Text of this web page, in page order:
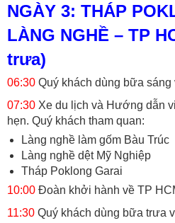
NGÀY 3: THÁP
LÀNG NGHỀ – TP
trưa)
06:30 Quý khách dùng bữa sáng
07:30 Xe du lịch và Hướng dẫn
hẹn. Quý khách tham quan:
Làng nghề làm gốm Bàu Trúc
Làng nghề dệt Mỹ Nghiệp
Tháp Poklong Garai
10:00 Đoàn khởi hành về TP
11:30 Quý khách dùng bữa trưa